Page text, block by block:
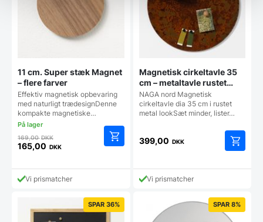
11 cm. Super stæk Magnet
– flere farver
Effektiv magnetisk opbevaring
med naturligt trædesignDenne
kompakte magnetiske…
169,00DKKDen
oprindelige
var:
169,00 DKK.
165,00 DKK
aktuelle
prisVi prismatcher
Magnetisk cirkeltavle 35
cm – metaltavle rustet
look
NAGA nord Magnetisk
cirkeltavle dia 35 cm i rustet
metal lookSæt minder, lister…
399,00 DKK
Vi prismatcher
SPAR 36% SPAR 8%